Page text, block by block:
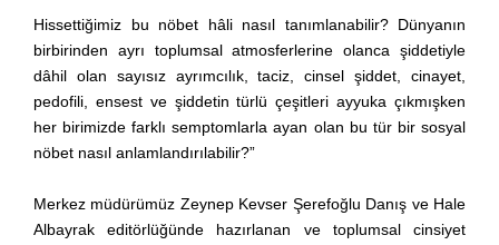
Hissettiğimiz bu nöbet hâli nasıl tanımlanabilir? Dünyanın
birbirinden ayrı toplumsal atmosferlerine olanca şiddetiyle
dâhil olan sayısız ayrımcılık, taciz, cinsel şiddet, cinayet,
pedofili, ensest ve şiddetin türlü çeşitleri ayyuka çıkmışken
her birimizde farklı semptomlarla ayan olan bu tür bir sosyal
nöbet nasıl anlamlandırılabilir?”
Merkez müdürümüz Zeynep Kevser Şerefoğlu Danış ve Hale
Albayrak editörlüğünde hazırlanan ve toplumsal cinsiyet